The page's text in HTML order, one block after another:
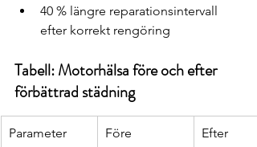
40 % längre reparationsintervall
efter korrekt rengöring
Tabell: Motorhälsa före och efter
förbättrad städning
Parameter Före Efter